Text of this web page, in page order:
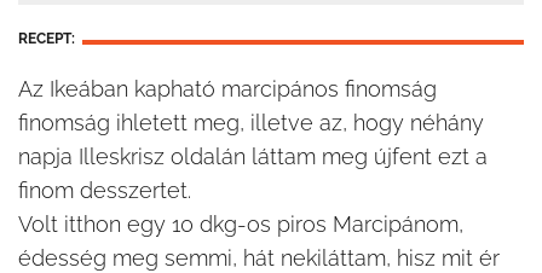
RECEPT:
Az Ikeában kapható marcipános finomság
finomság ihletett meg, illetve az, hogy néhány
napja Illeskrisz oldalán láttam meg újfent ezt a
finom desszertet.
Volt itthon egy 10 dkg-os piros Marcipánom,
édesség meg semmi, hát nekiláttam, hisz mit ér